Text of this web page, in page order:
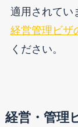
適用されてい
経営管理ビザ
ください。
経営・管理